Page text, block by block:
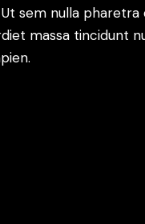
sem nulla pharetra
massa tincidunt